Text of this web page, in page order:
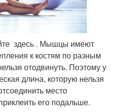
здесь . Мышцы имеют
к костям по разным
отодвинуть. Поэтому у
длина, которую нельзя
место
его подальше.